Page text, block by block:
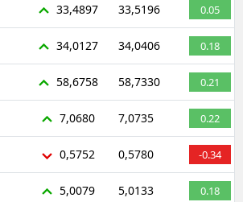
33,4897 33,5196 0.05
34,0127 34,0406 0.18
58,6758 58,7330 0.21
7,0680 7,0735 0.22
0,5752 0,5780 -0.34
5,0079 5,0133 0.18